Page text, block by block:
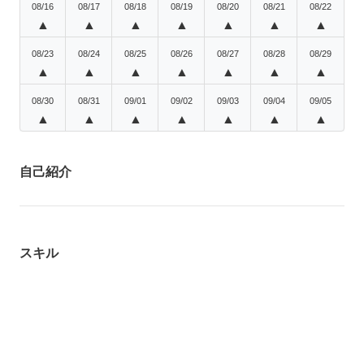
08/16
▲
08/17
▲
08/18
▲
08/19
▲
08/20
▲
08/21
▲
08/22
▲
08/23
▲
08/24
▲
08/25
▲
08/26
▲
08/27
▲
08/28
▲
08/29
▲
08/30
▲
08/31
▲
09/01
▲
09/02
▲
09/03
▲
09/04
▲
09/05
▲
自己紹介
スキル